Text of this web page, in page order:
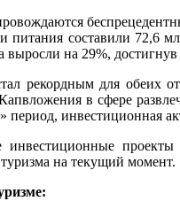
питания составили 72,6
выросли на 29%, достигнув
рекордным для обеих
в сфере
период, инвестиционная
проекты
на текущий момент.